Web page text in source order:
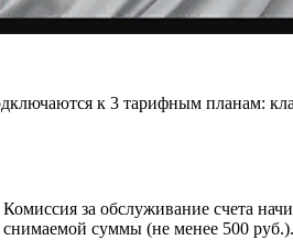
к 3 тарифным планам:
за обслуживание счета
суммы (не менее 500 руб.).